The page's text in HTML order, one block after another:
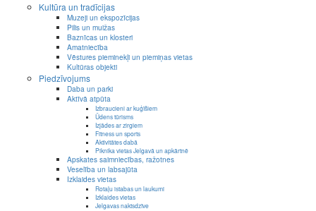
Kultūra un tradīcijas
Muzeji un ekspozīcijas
Pilis un muižas
Baznīcas un klosteri
Amatniecība
Vēstures pieminekļi un piemiņas vietas
Kultūras objekti
Piedzīvojums
Daba un parki
Aktīvā atpūta
Izbraucieni ar kuģīšiem
Ūdens tūrisms
Izjādes ar zirgiem
Fitness un sports
Aktivitātes dabā
Piknika vietas Jelgavā un apkārtnē
Apskates saimniecības, ražotnes
Veselība un labsajūta
Izklaides vietas
Rotaļu istabas un laukumi
Izklaides vietas
Jelgavas naktsdzīve